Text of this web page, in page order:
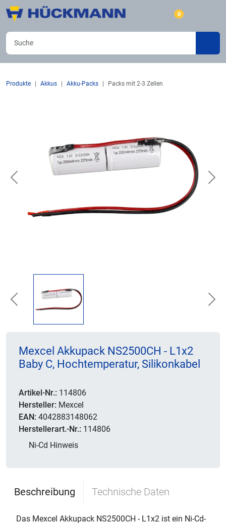
0
Produkte Akkus Akku-Packs Packs mit 2-3 Zellen
Previous
Previous
Mexcel Akkupack NS2500CH - L1x2
Baby C, Hochtemperatur, Silikonkabel
Artikel-Nr.: 114806
Hersteller: Mexcel
EAN: 4042883148062
Herstellerart.-Nr.: 114806
Ni-Cd Hinweis
Beschreibung Technische Daten
Das Mexcel Akkupack NS2500CH - L1x2 ist ein Ni-Cd-